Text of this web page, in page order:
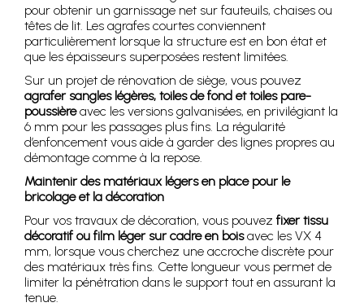
pour obtenir un garnissage net sur fauteuils, chaises ou
têtes de lit. Les agrafes courtes conviennent
particulièrement lorsque la structure est en bon état et
que les épaisseurs superposées restent limitées.
Sur un projet de rénovation de siège, vous pouvez
agrafer sangles légères, toiles de fond et toiles pare-
poussièreavec les versions galvanisées, en privilégiant la
6 mm pour les passages plus fins. La régularité
d’enfoncement vous aide à garder des lignes propres au
démontage comme à la repose.
Maintenir des matériaux légers en place pour le
bricolage et la décoration
Pour vos travaux de décoration, vous pouvez fixer tissu
décoratif ou film léger sur cadre en boisavec les VX 4
mm, lorsque vous cherchez une accroche discrète pour
des matériaux très fins. Cette longueur vous permet de
limiter la pénétration dans le support tout en assurant la
tenue.